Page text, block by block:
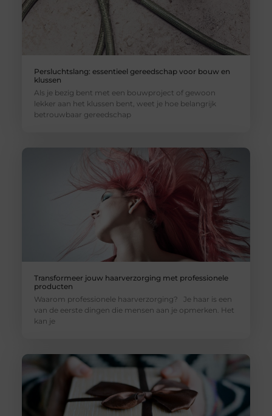
Persluchtslang: essentieel gereedschap voor bouw en
klussen
Als je bezig bent met een bouwproject of gewoon
lekker aan het klussen bent, weet je hoe belangrijk
betrouwbaar gereedschap
Transformeer jouw haarverzorging met professionele
producten
Waarom professionele haarverzorging? Je haar is een
van de eerste dingen die mensen aan je opmerken. Het
kan je